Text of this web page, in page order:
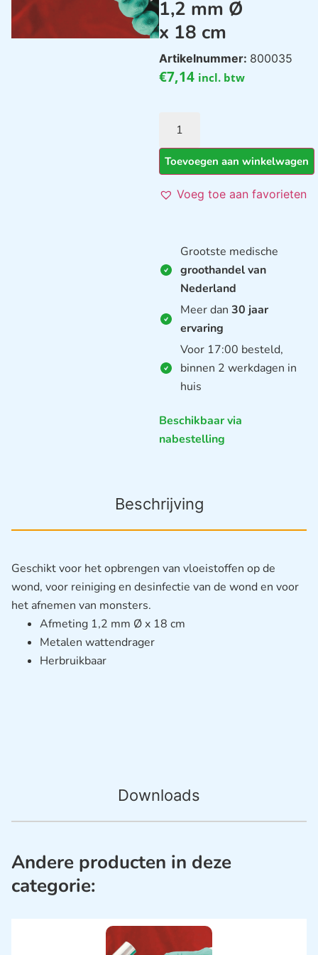
1,2 mm Ø
x 18 cm
Artikelnummer: 800035
€7,14 incl. btw
Toevoegen aan winkelwagen
Voeg toe aan favorieten
Grootste medische
groothandel van
Nederland
Meer dan 30 jaar
ervaring
Voor 17:00 besteld,
binnen 2 werkdagen in
huis
Beschikbaar via
nabestelling
Beschrijving
Downloads
Geschikt voor het opbrengen van vloeistoffen op de
wond, voor reiniging en desinfectie van de wond en voor
het afnemen van monsters.
Afmeting 1,2 mm Ø x 18 cm
Metalen wattendrager
Herbruikbaar
Andere producten in deze
categorie: